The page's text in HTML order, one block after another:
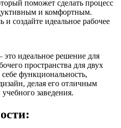
поможет сделать процесс
и комфортным.
создайте идеальное рабочее
идеальное решение для
пространства для двух
себе функциональность,
делая его отличным
заведения.